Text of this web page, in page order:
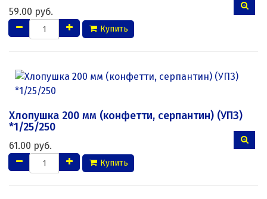
59.00 руб.
Купить
Хлопушка 200 мм (конфетти, серпантин) (УПЗ)
*1/25/250
61.00 руб.
Купить